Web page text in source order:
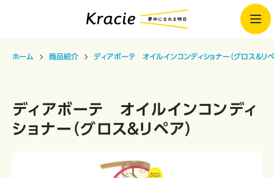
ホーム 商品紹介 ディアボーテ オイルインコンディショナー（グロス＆リペ
ディアボーテ オイルインコンディ
ショナー（グロス＆リペア）